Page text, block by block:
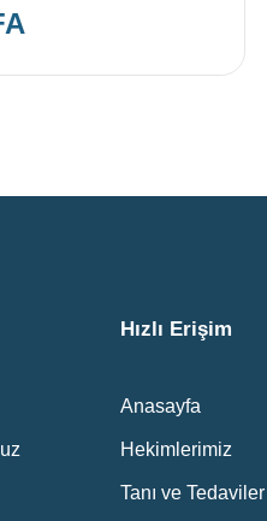
Hızlı Erişim
Anasayfa
Hekimlerimiz
Tanı ve Tedaviler